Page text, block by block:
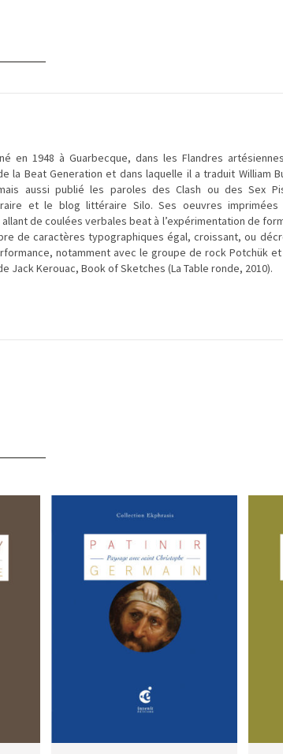
en 1948 à Guarbecque, dans les Flandres
la Beat Generation et dans laquelle il a traduit William
aussi publié les paroles des Clash ou des Sex
et le blog littéraire Silo. Ses oeuvres
de coulées verbales beat à l’expérimentation de
de caractères typographiques égal, croissant, ou
notamment avec le groupe de rock Potchük et
Jack Kerouac, Book of Sketches (La Table ronde, 2010).